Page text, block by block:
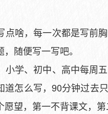
啥，每一次都是写前胸
随便写一写吧。
学、初中、高中每周五
道怎么写，90分钟过去
望，第一不背课文，第